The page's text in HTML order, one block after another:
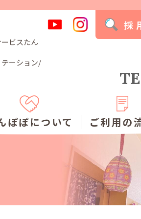
ビスたん
ーション/
採
ぽぽについて ご利用の